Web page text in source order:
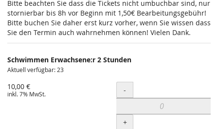
Bitte beachten Sie dass die Tickets nicht umbuchbar sind, nur
stornierbar bis 8h vor Beginn mit 1,50€ Bearbeitungsgebühr!
Bitte buchen Sie daher erst kurz vorher, wenn Sie wissen dass
Sie den Termin auch wahrnehmen können! Vielen Dank.
Schwimmen Erwachsene:r 2 Stunden
Aktuell verfügbar: 23
10,00 €
inkl. 7% MwSt. Menge
-
+